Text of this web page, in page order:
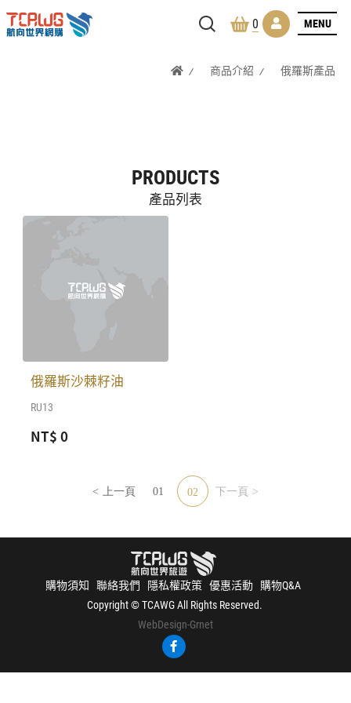
0 MENU
商品介紹 俄羅斯產品
PRODUCTS
產品列表
俄羅斯沙棘籽油
RU13
NT$ 0
上一頁 01 02 下一頁
購物須知 聯絡我們 隱私權政策 優惠活動
購物Q&A
Copyright © TCAWG All Rights Reserved.
WebDesign-Grnet